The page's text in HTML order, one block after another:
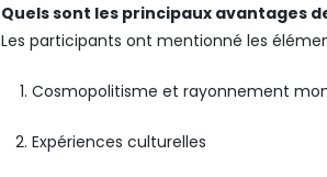
Quels sont les principaux avantages
Les participants ont mentionné les
Cosmopolitisme et rayonnement
Expériences culturelles